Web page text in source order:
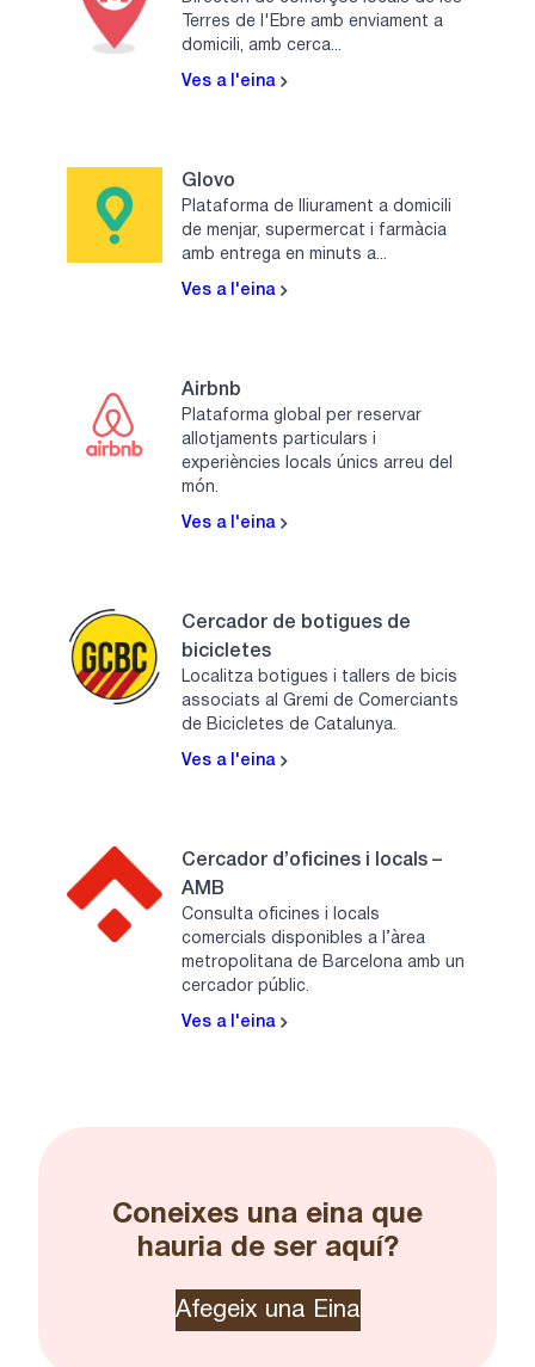
Terres de l'Ebre amb enviament a
domicili, amb cerca...
Ves a l'eina
Glovo
Plataforma de lliurament a domicili
de menjar, supermercat i farmàcia
amb entrega en minuts a...
Ves a l'eina
Airbnb
Plataforma global per reservar
allotjaments particulars i
experiències locals únics arreu del
món.
Ves a l'eina
Cercador de botigues de
bicicletes
Localitza botigues i tallers de bicis
associats al Gremi de Comerciants
de Bicicletes de Catalunya.
Ves a l'eina
Cercador d’oficines i locals –
AMB
Consulta oficines i locals
comercials disponibles a l’àrea
metropolitana de Barcelona amb un
cercador públic.
Ves a l'eina
Coneixes una eina que
hauria de ser aquí?
Afegeix una Eina